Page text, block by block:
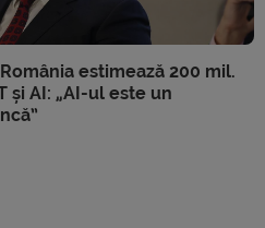
estimează 200 mil.
și AI: „AI-ul este un